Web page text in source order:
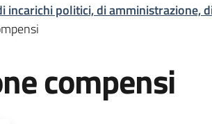
incarichi politici, di amministrazione,
compensi